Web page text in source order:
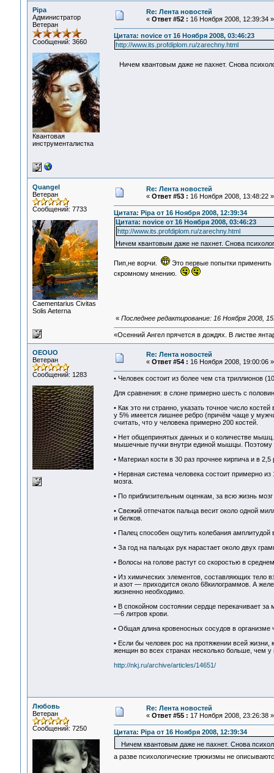
Pipa
Администратор
Ветеран
Сообщений: 3660
Квантовая
инструменталистка
Re: Лента новостей
« Ответ #52 : 16 Ноября 2008, 12:39:34 »
Цитата: novice от 16 Ноября 2008, 03:46:23
http://www.its.profdiplom.ru/zarechny.html
Ничем квантовым даже не пахнет. Снова
Quangel
Ветеран
Сообщений: 7733
Сaementarius Civitas
Solis Aeterna
Re: Лента новостей
« Ответ #53 : 16 Ноября 2008, 13:48:22 »
Цитата: Pipa от 16 Ноября 2008, 12:39:34
Цитата: novice от 16 Ноября 2008, 03:46:23
http://www.its.profdiplom.ru/zarechny.html
Ничем квантовым даже не пахнет. Снова
Пип,не ворчи.
Это первые попытки применить
скромному мнению.
« Последнее редактирование: 16 Ноября 2008,
«Осенний Ангел прячется в дождях. В листве
OEOUO
Ветеран
Сообщений: 1283
Re: Лента новостей
« Ответ #54 : 16 Ноября 2008, 19:00:06 »
• Человек состоит из более чем ста триллионов
Для сравнения: в слоне примерно шесть с
• Как это ни странно, указать точное число
у 5% имеется лишнее ребро (причём чаще у
считать, что у человека примерно 200 костей.
• Нет общепринятых данных и о количестве
мышечные пучки внутри единой мышцы. Поэтому
• Материал кости в 30 раз прочнее кирпича и в 2,5
• Нервная система человека состоит примерно
мозга.
• По приблизительным оценкам, за всю жизнь
• Свежий отпечаток пальца весит около одной
и белков.
• Палец способен ощутить колебания
• За год на пальцах рук нарастает около двух
• Волосы на голове растут со скоростью в
• Из химических элементов, составляющих тело
и азот — приходится около 68килограммов. А
жизненно необходимо.
• В спокойном состоянии сердце перекачивает
—6 литров крови.
• Общая длина кровеносных сосудов в
• Если бы человек рос на протяжении всей
женщин во всех странах несколько больше, чем
http://nkj.ru/archive/articles/14651/
Любовь
Ветеран
Сообщений: 7250
Re: Лента новостей
« Ответ #55 : 17 Ноября 2008, 23:26:38 »
Цитата: Pipa от 16 Ноября 2008, 12:39:34
Ничем квантовым даже не пахнет. Снова
а разве психологические трюкизмы не